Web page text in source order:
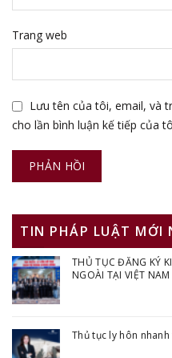
Trang web
Lưu tên của tôi, email, và
cho lần bình luận kế tiếp của
TIN PHÁP LUẬT MỚI
THỦ TỤC ĐĂNG KÝ
NGOÀI TẠI VIỆT NAM
Thủ tục ly hôn